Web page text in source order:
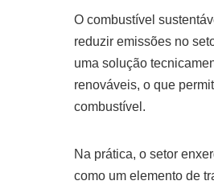
O combustível
reduzir emissões no
uma solução
renováveis, o que
combustível.
Na prática, o setor
como um elemento de